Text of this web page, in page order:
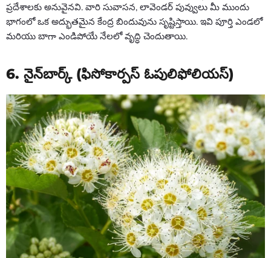
ప్రదేశాలకు అనువైనవి. వారి సువాసన, లావెండర్ పువ్వులు మీ ముందు
భాగంలో ఒక అద్భుతమైన కేంద్ర బిందువును సృష్టిస్తాయి. ఇవి పూర్తి ఎండలో
మరియు బాగా ఎండిపోయే నేలలో వృద్ధి చెందుతాయి.
6. నైన్‌బార్క్ (ఫిసోకార్పస్ ఓపులిఫోలియస్)